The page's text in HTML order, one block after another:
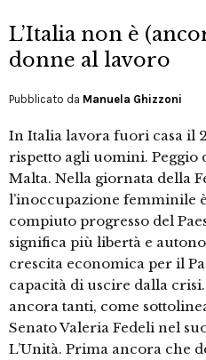
L’Italia non è
donne al lavoro
Pubblicato da Manuela Ghizzoni
In Italia lavora fuori casa il
rispetto agli uomini. Peggio
Malta. Nella giornata della
l’inoccupazione femminile
compiuto progresso del
significa più libertà e
crescita economica per il
capacità di uscire dalla
ancora tanti, come
Senato Valeria Fedeli nel
L’Unità. Prima ancora che